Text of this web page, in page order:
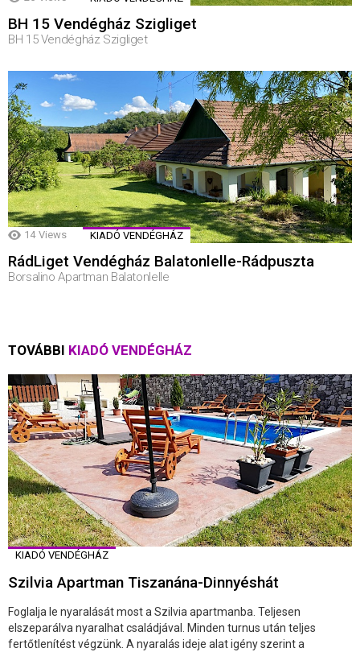
BH 15 Vendégház Szigliget
BH 15 Vendégház Szigliget
14 Views KIADÓ VENDÉGHÁZ
RádLiget Vendégház Balatonlelle-Rádpuszta
Borsalino Apartman Balatonlelle
TOVÁBBI KIADÓ VENDÉGHÁZ
KIADÓ VENDÉGHÁZ
Szilvia Apartman Tiszanána-Dinnyéshát
Foglalja le nyaralását most a Szilvia apartmanba. Teljesen
elszeparálva nyaralhat családjával. Minden turnus után teljes
fertőtlenítést végzünk. A nyaralás ideje alat igény szerint a